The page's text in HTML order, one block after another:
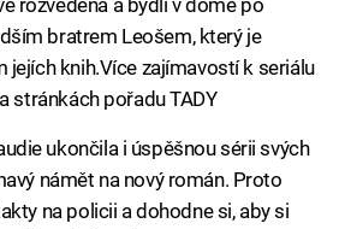
rozvedená a bydlí v domě po
bratrem Leošem, který je
jejích knih.Více zajímavostí k seriálu
stránkách pořadu TADY
ukončila i úspěšnou sérii svých
námět na nový román. Proto
na policii a dohodne si, aby si